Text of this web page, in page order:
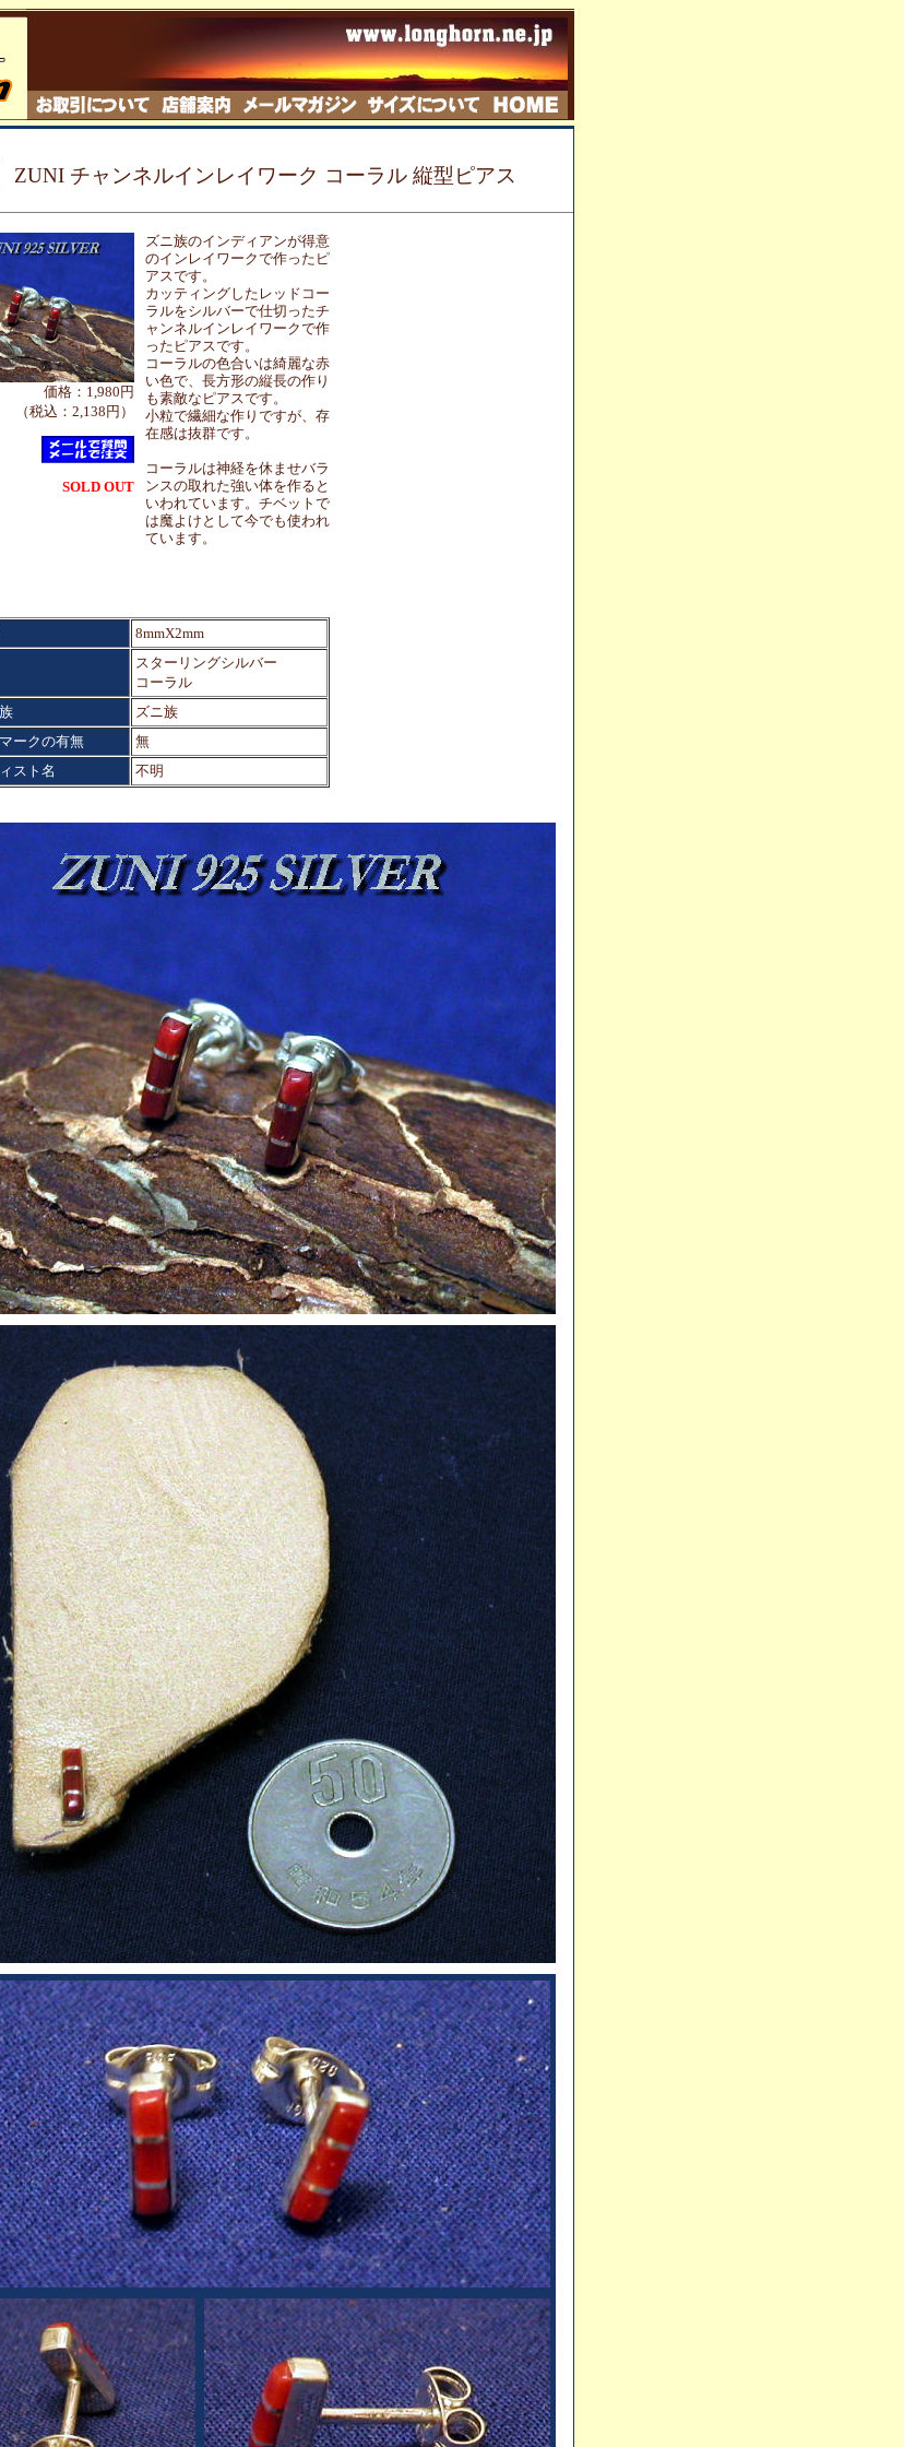
ZUNI チャンネルインレイワーク コーラル 縦型ピアス
価格：1,980円
（税込：2,138円）
SOLD OUT
ズニ族のインディアンが得意
のインレイワークで作ったピ
アスです。
カッティングしたレッドコー
ラルをシルバーで仕切ったチ
ャンネルインレイワークで作
ったピアスです。
コーラルの色合いは綺麗な赤
い色で、長方形の縦長の作り
も素敵なピアスです。
小粒で繊細な作りですが、存
在感は抜群です。
コーラルは神経を休ませバラ
ンスの取れた強い体を作ると
いわれています。チベットで
は魔よけとして今でも使われ
ています。
8mmX2mm
スターリングシルバー
コーラル
ズニ族
ークの有無
無
スト名
不明